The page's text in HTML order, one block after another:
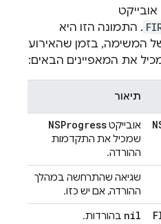
. התמונה הזו היא
המשימה, בזמן שהאירוע
את המאפיינים הבאים:
תיאור
אובייקטNSProgress
שמכיל את התקדמות
ההורדה.
שגיאה שהתרחשה במהלך
ההורדה, אם יש כזו.
nil בהורדות.